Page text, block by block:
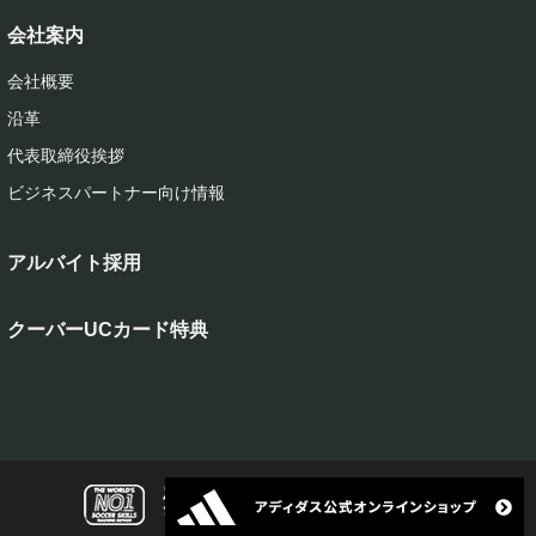
会社案内
会社概要
沿革
代表取締役挨拶
ビジネスパートナー向け情報
アルバイト採用
クーバーUCカード特典